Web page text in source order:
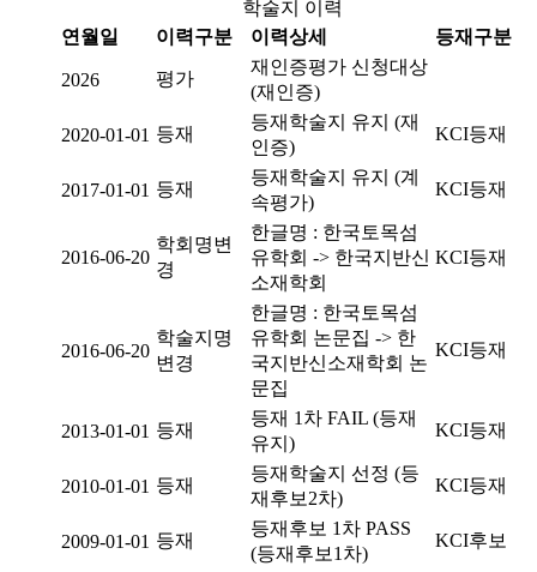
학술지 이력
연월일
이력구분 이력상세 등재구분
2026 평가
재인증평가 신청대상
(재인증)
2020-01-01 등재
등재학술지 유지 (재
인증)
KCI등재
2017-01-01 등재
등재학술지 유지 (계
속평가)
KCI등재
2016-06-20
학회명변
경
한글명 : 한국토목섬
유학회 -> 한국지반신
소재학회
KCI등재
2016-06-20
학술지명
변경
한글명 : 한국토목섬
유학회 논문집 -> 한
국지반신소재학회 논
문집
KCI등재
2013-01-01 등재
등재 1차 FAIL (등재
유지)
KCI등재
2010-01-01 등재
등재학술지 선정 (등
재후보2차)
KCI등재
2009-01-01 등재
등재후보 1차 PASS
(등재후보1차)
KCI후보